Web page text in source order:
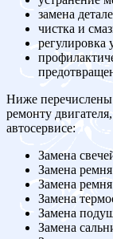
замена
чистка и
регулировка
Ниже перечислены
ремонту
автосервисе:
Замена
Замена
Замена ремня
Замена
Замена
Замена